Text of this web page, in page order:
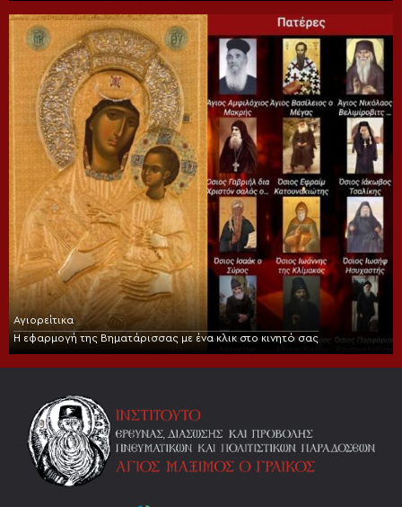
Αγιορείτικα
Η εφαρμογή της Βηματάρισσας με ένα κλικ στο κινητό σας